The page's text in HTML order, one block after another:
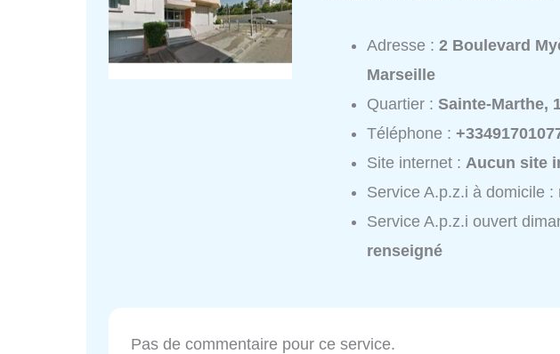
Adresse :2 Boulevard
Marseille
Quartier :Sainte-Marthe,
Téléphone :
Site internet : Aucun site
Service A.p.z.i à domicile :
Service A.p.z.i ouvert
renseigné
Pas de commentaire pour ce service.